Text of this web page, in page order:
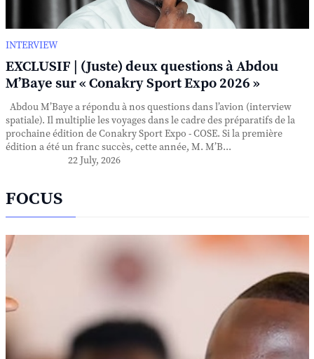
INTERVIEW
EXCLUSIF | (Juste) deux questions à Abdou
M’Baye sur « Conakry Sport Expo 2026 »
Abdou M’Baye a répondu à nos questions dans l’avion (interview
spatiale). Il multiplie les voyages dans le cadre des préparatifs de la
prochaine édition de Conakry Sport Expo - COSE. Si la première
édition a été un franc succès, cette année, M. M’B...
22 July, 2026
FOCUS